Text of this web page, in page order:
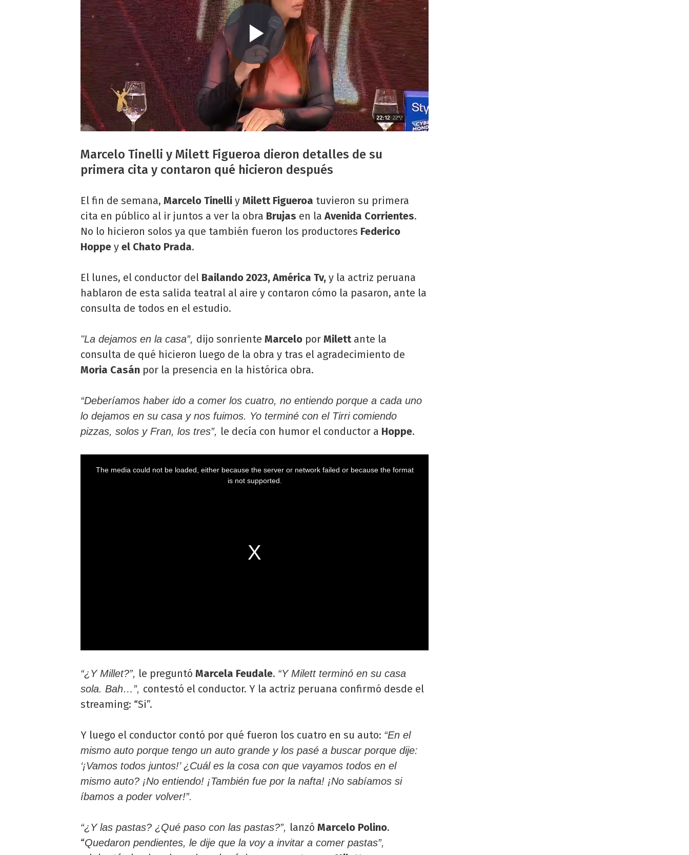
Marcelo Tinelli y Milett Figueroa dieron detalles de su
primera cita y contaron qué hicieron después
El fin de semana, Marcelo Tinelli y Milett Figueroa tuvieron su primera
cita en público al ir juntos a ver la obra Brujas en laAvenida Corrientes.
No lo hicieron solos ya que también fueron los productores Federico
Hoppe y el Chato Prada.
El lunes, el conductor del Bailando 2023, América Tv, y la actriz peruana
hablaron de esta salida teatral al aire y contaron cómo la pasaron, ante la
consulta de todos en el estudio.
"La dejamos en la casa”, dijo sonriente Marcelo por Milettante la
consulta de qué hicieron luego de la obra y tras el agradecimiento de
Moria Casán por la presencia en la histórica obra.
“Deberíamos haber ido a comer los cuatro, no entiendo porque a cada uno
lo dejamos en su casa y nos fuimos. Yo terminé con el Tirri comiendo
pizzas, solos y Fran, los tres”, le decía con humor el conductor a Hoppe.
“¿Y Millet?”, le preguntó Marcela Feudale. “Y Milett terminó en su casa
sola. Bah…”, contestó el conductor. Y la actriz peruana confirmó desde el
streaming: “Si”.
Y luego el conductor contó por qué fueron los cuatro en su auto: “En el
mismo auto porque tengo un auto grande y los pasé a buscar porque dije:
‘¡Vamos todos juntos!’ ¿Cuál es la cosa con que vayamos todos en el
mismo auto? ¡No entiendo! ¡También fue por la nafta! ¡No sabíamos si
íbamos a poder volver!”.
“¿Y las pastas? ¿Qué paso con las pastas?”, lanzó Marcelo Polino.
“Quedaron pendientes, le dije que la voy a invitar a comer pastas”,